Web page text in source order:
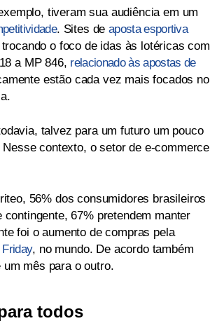
tiveram sua audiência em um
. Sites deaposta esportiva
o foco de idas às lotéricas com
a MP 846, relacionado às apostas de
estão cada vez mais focados no
talvez para um futuro um pouco
contexto, o setor de e-commerce
56% dos consumidores brasileiros
67% pretendem manter
foi o aumento de compras pela
Friday, no mundo. De acordo também
mês para o outro.
todos